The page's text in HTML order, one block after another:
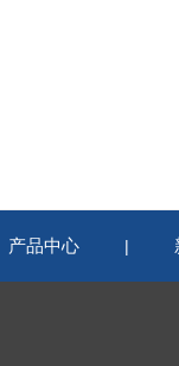
产品中心 |